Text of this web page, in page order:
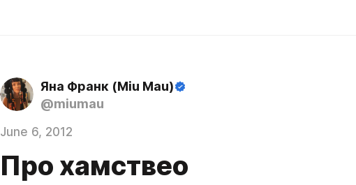
Яна Франк (Miu Mau)
@miumau
June 6, 2012
Про хамствео